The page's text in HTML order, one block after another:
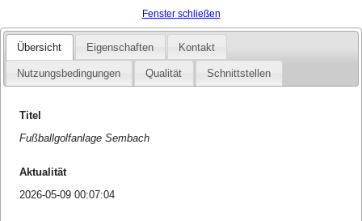
Fenster schließen
Übersicht Eigenschaften Kontakt
Nutzungsbedingungen Qualität Schnittstellen
Titel
Fußballgolfanlage Sembach
Aktualität
2026-05-09 00:07:04